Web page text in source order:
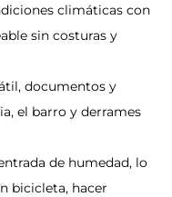
climáticas con
sin costuras y
documentos y
el barro y derrames
de humedad, lo
bicicleta, hacer